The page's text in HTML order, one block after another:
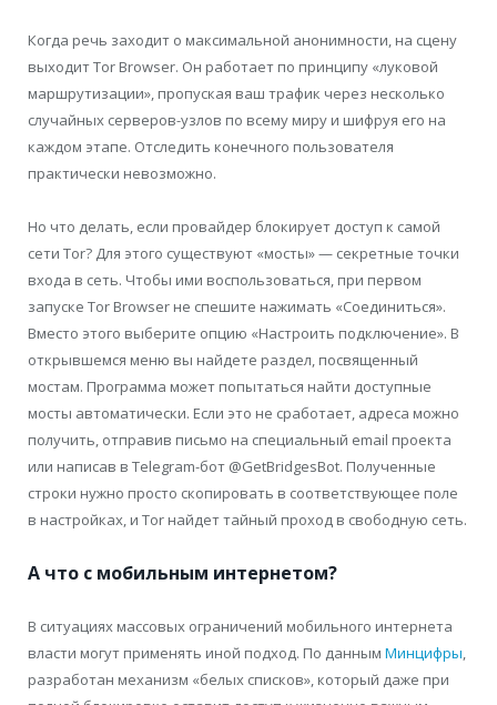
Когда речь заходит о максимальной анонимности, на сцену
выходит Tor Browser. Он работает по принципу «луковой
маршрутизации», пропуская ваш трафик через несколько
случайных серверов-узлов по всему миру и шифруя его на
каждом этапе. Отследить конечного пользователя
практически невозможно.
Но что делать, если провайдер блокирует доступ к самой
сети Tor? Для этого существуют «мосты» — секретные точки
входа в сеть. Чтобы ими воспользоваться, при первом
запуске Tor Browser не спешите нажимать «Соединиться».
Вместо этого выберите опцию «Настроить подключение». В
открывшемся меню вы найдете раздел, посвященный
мостам. Программа может попытаться найти доступные
мосты автоматически. Если это не сработает, адреса можно
получить, отправив письмо на специальный email проекта
или написав в Telegram-бот @GetBridgesBot. Полученные
строки нужно просто скопировать в соответствующее поле
в настройках, и Tor найдет тайный проход в свободную сеть.
А что с мобильным интернетом?
В ситуациях массовых ограничений мобильного интернета
власти могут применять иной подход. По данным Минцифры,
разработан механизм «белых списков», который даже при